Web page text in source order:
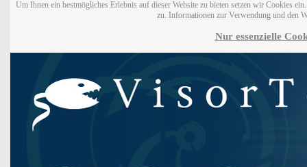
Um Ihnen ein bestmögliches Erlebnis auf dieser Website zu bieten setzen wir Cookies
zu. Informationen zur Verwendung und den
Nur essenzielle